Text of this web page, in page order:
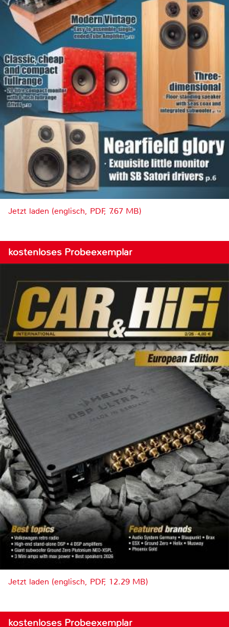
Jetzt laden (englisch, PDF, 7.67 MB)
kostenloses Probeexemplar
Jetzt laden (englisch, PDF, 12.29 MB)
kostenloses Probeexemplar